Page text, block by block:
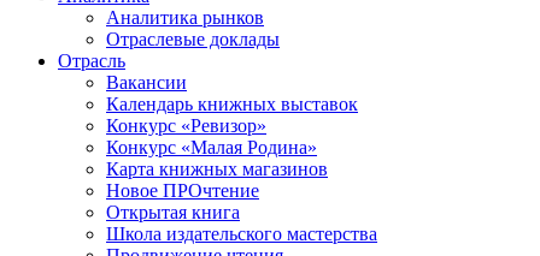
Аналитика рынков
Отраслевые доклады
Отрасль
Вакансии
Календарь книжных выставок
Конкурс «Ревизор»
Конкурс «Малая Родина»
Карта книжных магазинов
Новое ПРОчтение
Открытая книга
Школа издательского мастерства